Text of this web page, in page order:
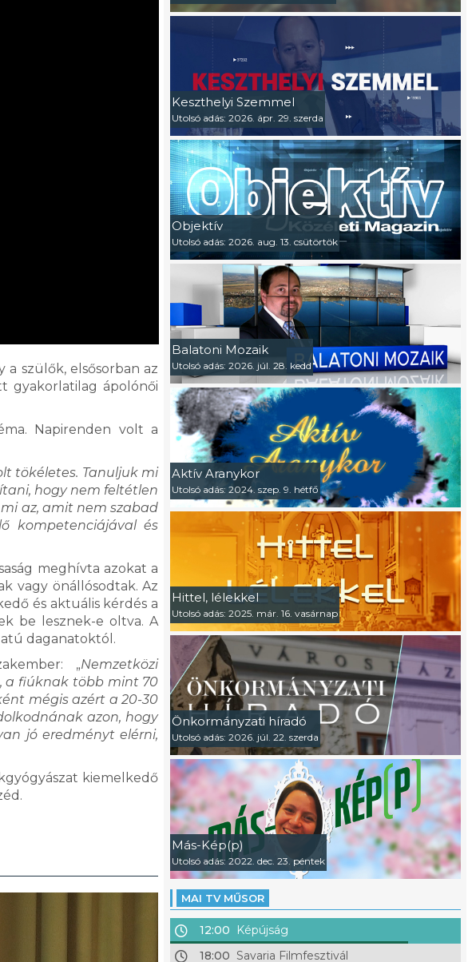
szülők, elsősorban az
gyakorlatilag ápolónői
Napirenden volt a
tökéletes. Tanuljuk mi
hogy nem feltétlen
az, amit nem szabad
kompetenciájával és
meghívta azokat a
vagy önállósodtak. Az
és aktuális kérdés a
be lesznek-e oltva. A
daganatoktól.
„Nemzetközi
a fiúknak több mint 70
mégis azért a 20-30
azon, hogy
jó eredményt elérni,
kiemelkedő
Keszthelyi Szemmel
Utolsó adás: 2026. ápr. 29. szerda
Objektív
Utolsó adás: 2026. aug. 13. csütörtök
Balatoni Mozaik
Utolsó adás: 2026. júl. 28. kedd
Aktív Aranykor
Utolsó adás: 2024. szep. 9. hétfő
Hittel, lélekkel
Utolsó adás: 2025. már. 16. vasárnap
Önkormányzati híradó
Utolsó adás: 2026. júl. 22. szerda
Más-Kép(p)
Utolsó adás: 2022. dec. 23. péntek
MAI TV MŰSOR
12:00
Képújság
18:00 Savaria Filmfesztivál